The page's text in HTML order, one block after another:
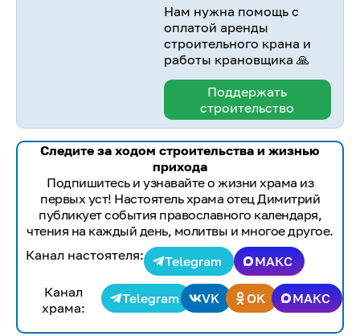
Нам нужна помощь с
оплатой аренды
строительного крана и
работы крановщика 🙏
Поддержать
строительство
Следите за ходом строительства и жизнью
прихода
Подпишитесь и узнавайте о жизни храма из
первых уст! Настоятель храма отец Димитрий
публикует события православного календаря,
чтения на каждый день, молитвы и многое другое.
Канал настоятеля:
Telegram
МАКС
Канал
храма:
Telegram VK OK МАКС